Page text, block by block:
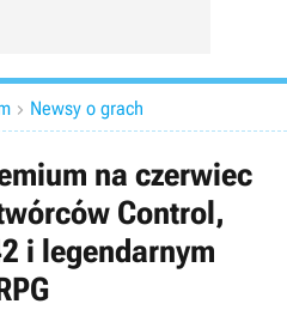
 Newsy o grach
na czerwiec
Control,
i legendarnym